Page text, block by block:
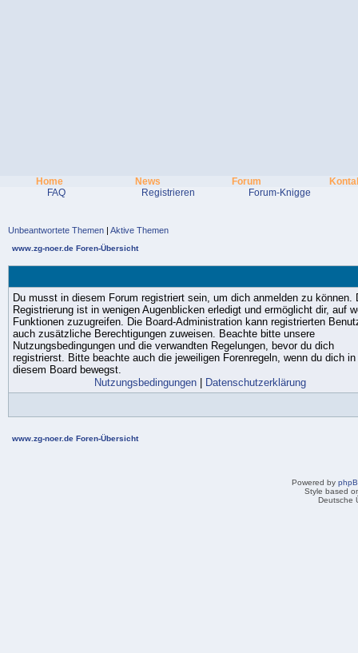
Home News Forum
FAQ
Registrieren Forum-Knigge
Unbeantwortete Themen | Aktive Themen
www.zg-noer.de Foren-Übersicht
Du musst in diesem Forum registriert sein, um dich anmelden zu können.
Registrierung ist in wenigen Augenblicken erledigt und ermöglicht dir, auf
Funktionen zuzugreifen. Die Board-Administration kann registrierten
auch zusätzliche Berechtigungen zuweisen. Beachte bitte unsere
Nutzungsbedingungen und die verwandten Regelungen, bevor du dich
registrierst. Bitte beachte auch die jeweiligen Forenregeln, wenn du dich in
diesem Board bewegst.
Nutzungsbedingungen| Datenschutzerklärung
www.zg-noer.de Foren-Übersicht
Powered by
Style based
Deutsche